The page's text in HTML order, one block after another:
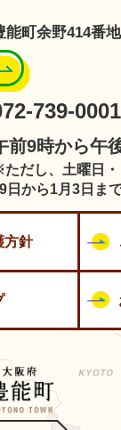
能町余野414番
739-0001
前9時から午
だし、土曜日・
日から1月3日ま
方針